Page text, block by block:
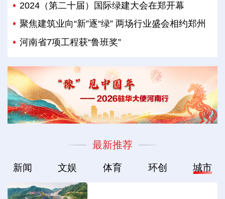
2024（第二十届）国际绿建大会在郑开幕
聚焦建筑业向“新”逐“绿” 两场行业盛会相约郑州
河南省7项工程获“鲁班奖”
最新推荐
新闻 文娱 体育 环创 城市